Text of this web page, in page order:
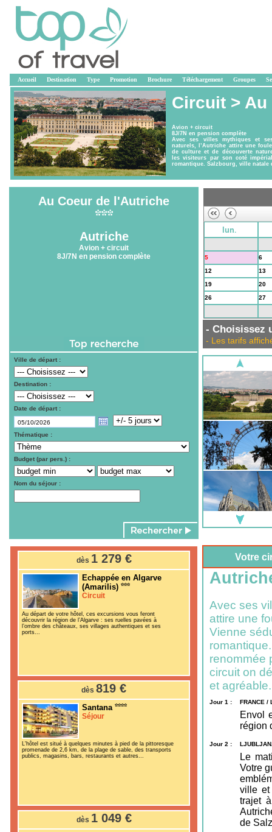
Accueil Destination Type Promotion Brochure Téléchargement Groupes
Circuit > Au
Avion + circuit
8J/7N en pension complète
Avec ses villes mythiques et
naturels, l’Autriche attire une
de culture et de découverte
les visiteurs par son coté
romantique. Salzbourg, ville natale
Au Coeur de l'Autriche
Autriche
Avion + circuit
8J/7N en pension complète
Ville de départ :
Destination :
Date de départ :
Thématique :
Budget (par pers.) :
Nom du séjour :
dès 1 279 €
Echappée en Algarve
(Amarilis)
Circuit
Au départ de votre hôtel, ces excursions vous feront
découvrir la région de l’Algarve : ses ruelles pavées à
l’ombre des châteaux, ses villages authentiques et ses
ports...
dès 819 €
Santana
Séjour
L'hôtel est situé à quelques minutes à pied de la pittoresque
promenade de 2,6 km, de la plage de sable, des transports
publics, magasins, bars, restaurants et autres...
dès 1 049 €
lun.
5
6
12
13
19
20
26
27
- Choisissez
- Les tarifs
Votre
Avec ses
attire une
Vienne
renommée
circuit on
et agréable.
Jour 1 : FRANCE /
Envol
région
Jour 2 :
Le
Votre
ville et
trajet
de